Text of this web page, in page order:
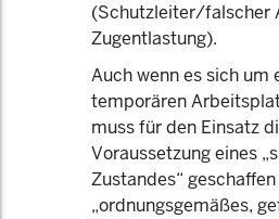
(Schutzleiter/falscher
Zugentlastung).
Auch wenn es sich um
temporären
muss für den Einsatz
Voraussetzung eines
Zustandes“
„ordnungsgemäßes,